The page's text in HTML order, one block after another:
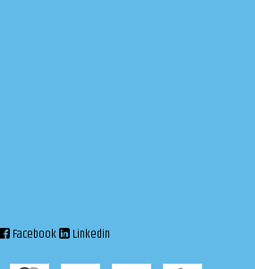
Facebook Linkedin